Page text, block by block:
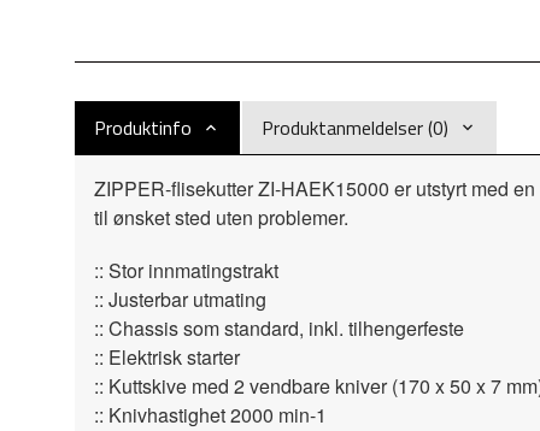
Produktinfo Produktanmeldelser (0)
ZIPPER-flisekutter ZI-HAEK15000 er utstyrt med
til ønsket sted uten problemer.
:: Stor innmatingstrakt
:: Justerbar utmating
:: Chassis som standard, inkl. tilhengerfeste
:: Elektrisk starter
:: Kuttskive med 2 vendbare kniver (170 x 50 x 7
:: Knivhastighet 2000 min-1